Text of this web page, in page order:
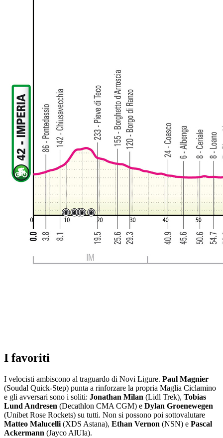
I favoriti
I velocisti ambiscono al traguardo di Novi Ligure. Paul Magnier
(Soudal Quick-Step) punta a rinforzare la propria Maglia Ciclamino
e gli avversari sono i soliti: Jonathan Milan (Lidl Trek), Tobias
Lund Andresen (Decathlon CMA CGM) e Dylan Groenewegen
(Unibet Rose Rockets) su tutti. Non si possono poi sottovalutare
Matteo Malucelli (XDS Astana), Ethan Vernon (NSN) e Pascal
Ackermann (Jayco AlUla).